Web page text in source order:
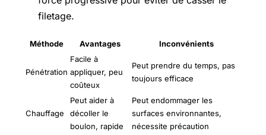
filetage.
Méthode Avantages Inconvénients
Pénétration
Facile à
appliquer, peu
coûteux
Peut prendre du temps, pas
toujours efficace
Chauffage
Peut aider à
décoller le
boulon, rapide
Peut endommager les
surfaces environnantes,
nécessite précaution